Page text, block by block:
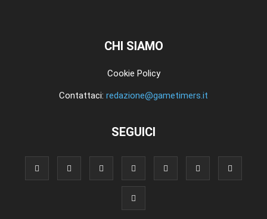
CHI SIAMO
Cookie Policy
Contattaci: redazione@gametimers.it
SEGUICI